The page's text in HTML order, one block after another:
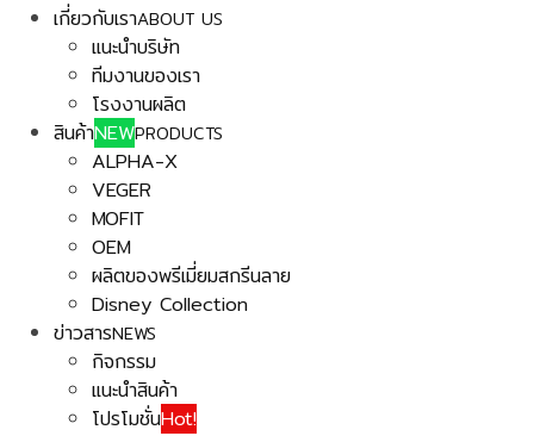
เกี่ยวกับเราABOUT US
แนะนำบริษัท
ทีมงานของเรา
โรงงานผลิต
สินค้าNEWPRODUCTS
ALPHA-X
VEGER
MOFIT
OEM
ผลิตของพรีเมี่ยมสกรีนลาย
Disney Collection
ข่าวสารNEWS
กิจกรรม
แนะนำสินค้า
โปรโมชั่นHot!